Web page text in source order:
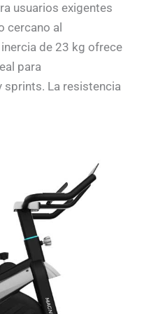
usuarios exigentes
cercano al
de 23 kg ofrece
para
sprints. La resistencia